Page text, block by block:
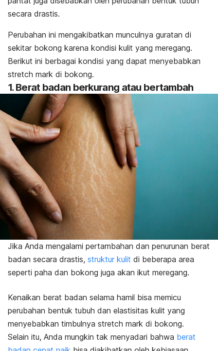
secara drastis.
Perubahan ini mengakibatkan munculnya guratan di
sekitar bokong karena kondisi kulit yang meregang.
Berikut ini berbagai kondisi yang dapat menyebabkan
stretch mark di bokong.
1. Berat badan berkurang atau bertambah
Jika Anda mengalami pertambahan dan penurunan berat
badan secara drastis, struktur kulit di beberapa area
seperti paha dan bokong juga akan ikut meregang.
Kenaikan berat badan selama hamil bisa memicu
perubahan bentuk tubuh dan elastisitas kulit yang
menyebabkan timbulnya stretch mark di bokong.
Selain itu, Anda mungkin tak menyadari bahwa berat